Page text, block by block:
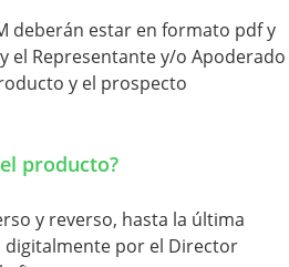
deberán estar en formato pdf y
el Representante y/o Apoderado
y el prospecto
producto?
y reverso, hasta la última
por el Director